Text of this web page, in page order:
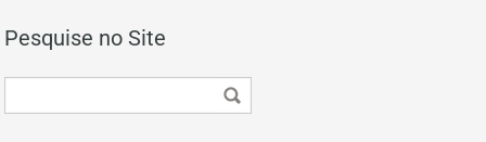
Pesquise no Site